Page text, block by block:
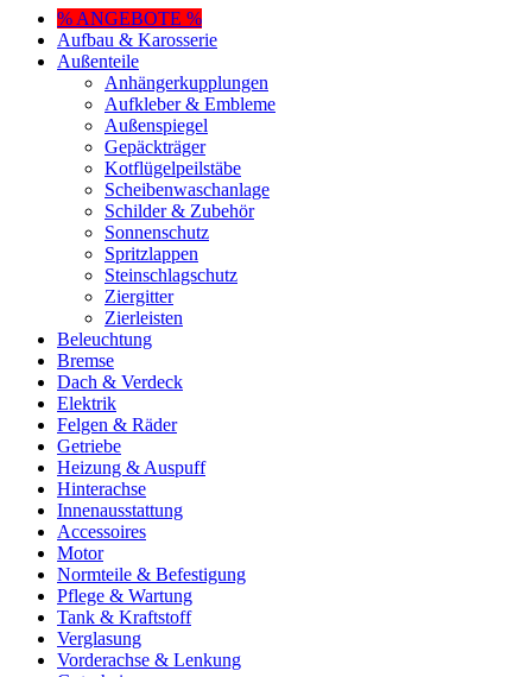
% ANGEBOTE %
Aufbau & Karosserie
Außenteile
Anhängerkupplungen
Aufkleber & Embleme
Außenspiegel
Gepäckträger
Kotflügelpeilstäbe
Scheibenwaschanlage
Schilder & Zubehör
Sonnenschutz
Spritzlappen
Steinschlagschutz
Ziergitter
Zierleisten
Beleuchtung
Bremse
Dach & Verdeck
Elektrik
Felgen & Räder
Getriebe
Heizung & Auspuff
Hinterachse
Innenausstattung
Accessoires
Motor
Normteile & Befestigung
Pflege & Wartung
Tank & Kraftstoff
Verglasung
Vorderachse & Lenkung